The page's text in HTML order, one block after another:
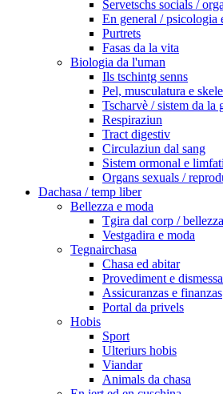
Servetschs socials /
En general / psicologia
Purtrets
Fasas da la vita
Biologia da l'uman
Ils tschintg senns
Pel, musculatura e
Tscharvè / sistem da la
Respiraziun
Tract digestiv
Circulaziun dal sang
Sistem ormonal e
Organs sexuals /
Dachasa / temp liber
Bellezza e moda
Tgira dal corp / bellezza
Vestgadira e moda
Tegnairchasa
Chasa ed abitar
Provediment e dismessa
Assicuranzas e finanzas
Portal da privels
Hobis
Sport
Ulteriurs hobis
Viandar
Animals da chasa